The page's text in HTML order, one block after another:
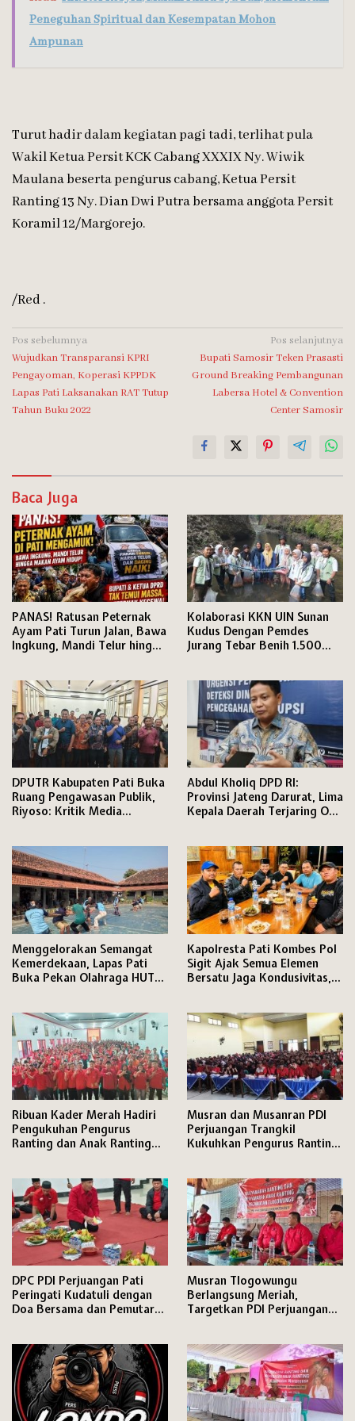
Peneguhan Spiritual dan Kesempatan Mohon
Ampunan
Turut hadir dalam kegiatan pagi tadi, terlihat pula
Wakil Ketua Persit KCK Cabang XXXIX Ny. Wiwik
Maulana beserta pengurus cabang, Ketua Persit
Ranting 13 Ny. Dian Dwi Putra bersama anggota Persit
Koramil 12/Margorejo.
/Red .
Navigasi
pos
Pos sebelumnya
Wujudkan Transparansi KPRI
Pengayoman, Koperasi KPPDK
Lapas Pati Laksanakan RAT Tutup
Tahun Buku 2022
Pos selanjutnya
Bupati Samosir Teken Prasasti
Ground Breaking Pembangunan
Labersa Hotel & Convention
Center Samosir
Baca Juga
PANAS! Ratusan Peternak
Ayam Pati Turun Jalan, Bawa
Ingkung, Mandi Telur hingga
Kolaborasi KKN UIN Sunan
Kudus Dengan Pemdes
Jurang Tebar Benih 1.500
DPUTR Kabupaten Pati Buka
Ruang Pengawasan Publik,
Riyoso: Kritik Media
Abdul Kholiq DPD RI:
Provinsi Jateng Darurat, Lima
Kepala Daerah Terjaring OTT
Menggelorakan Semangat
Kemerdekaan, Lapas Pati
Buka Pekan Olahraga HUT
Perlombaan
Kapolresta Pati Kombes Pol
Sigit Ajak Semua Elemen
Bersatu Jaga Kondusivitas,
Ribuan Kader Merah Hadiri
Pengukuhan Pengurus
Ranting dan Anak Ranting
Musran dan Musanran PDI
Perjuangan Trangkil
Kukuhkan Pengurus Ranting
DPC PDI Perjuangan Pati
Peringati Kudatuli dengan
Doa Bersama dan Pemutaran
Musran Tlogowungu
Berlangsung Meriah,
Targetkan PDI Perjuangan